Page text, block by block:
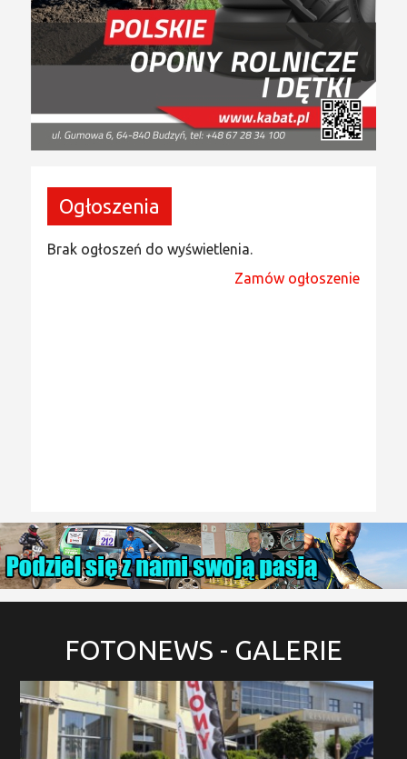
Ogłoszenia
Brak ogłoszeń do wyświetlenia.
Zamów ogłoszenie
FOTONEWS - GALERIE